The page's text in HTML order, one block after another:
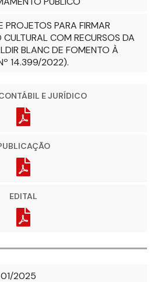
PROJETOS PARA FIRMAR
COM RECURSOS DA
BLANC DE FOMENTO À
14.399/2022).
E JURÍDICO
EDITAL
01/2025